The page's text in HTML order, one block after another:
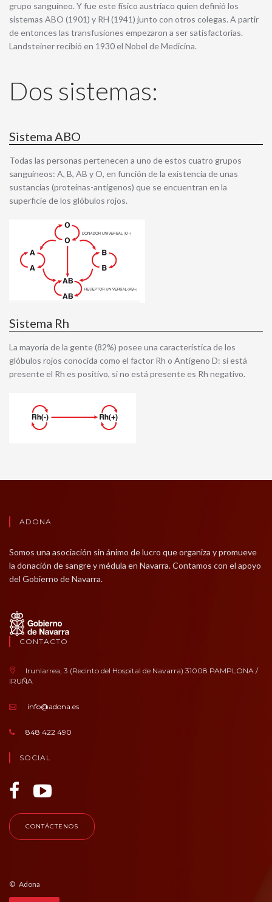
grupo sanguíneo. Y fue este físico austriaco quien definió los
sistemas ABO (1901) y RH (1941) junto con otros colegas. A partir
de entonces las transfusiones empezaron a ser satisfactorias.
Landsteiner recibió en 1930 el Nobel de Medicina.
Dos sistemas:
Sistema ABO
Todas las personas pertenecen a uno de estos cuatro grupos
sanguíneos: A, B, AB y O, en función de la existencia de unas
sustancias (proteínas-antígenos) que se encuentran en la
superficie de los glóbulos rojos.
Sistema Rh
La mayoría de la gente (82%) posee una característica de los
glóbulos rojos conocida como el factor Rh o Antígeno D: si está
presente el Rh es positivo, si no está presente es Rh negativo.
ADONA
Somos una asociación sin ánimo de lucro que organiza y promueve
la donación de sangre y médula en Navarra. Contamos con el apoyo
del Gobierno de Navarra.
CONTACTO
Irunlarrea, 3 (Recinto del Hospital de Navarra) 31008 PAMPLONA /
IRUÑA
info@adona.es
848 422 490
SOCIAL
CONTÁCTENOS
© Adona